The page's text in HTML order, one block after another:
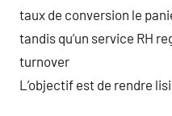
taux de conversion le
tandis qu’un service RH
turnover
L’objectif est de rendre